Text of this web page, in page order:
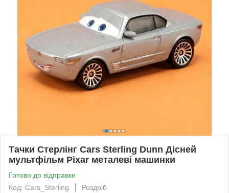
Тачки Стерлінг Cars Sterling Dunn Дісней
мультфільм Pixar металеві машинки
Готово до відправки
Код: Cars_Sterling
Роздріб